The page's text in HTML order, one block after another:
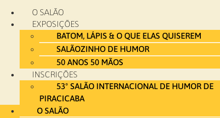
para
conteúdo
O SALÃO
EXPOSIÇÕES
BATOM, LÁPIS & O QUE ELAS QUISEREM
SALÃOZINHO DE HUMOR
50 ANOS 50 MÃOS
INSCRIÇÕES
53º SALÃO INTERNACIONAL DE HUMOR DE
PIRACICABA
O SALÃO